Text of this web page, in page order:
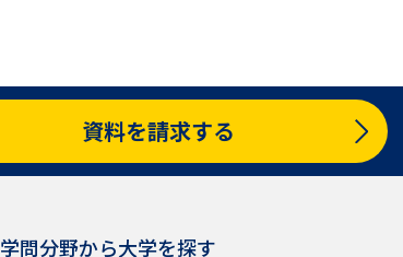
資料を請求する
学問分野から大学を探す